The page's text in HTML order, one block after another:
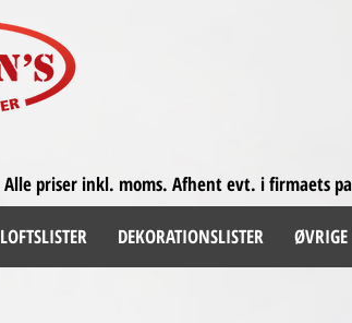
Alle priser inkl. moms. Afhent evt. i firmaets
LOFTSLISTER DEKORATIONSLISTER ØVRIGE